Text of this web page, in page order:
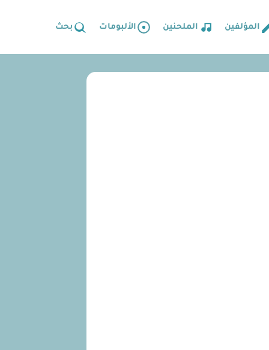
المؤلفين الملحنين الألبومات بحث